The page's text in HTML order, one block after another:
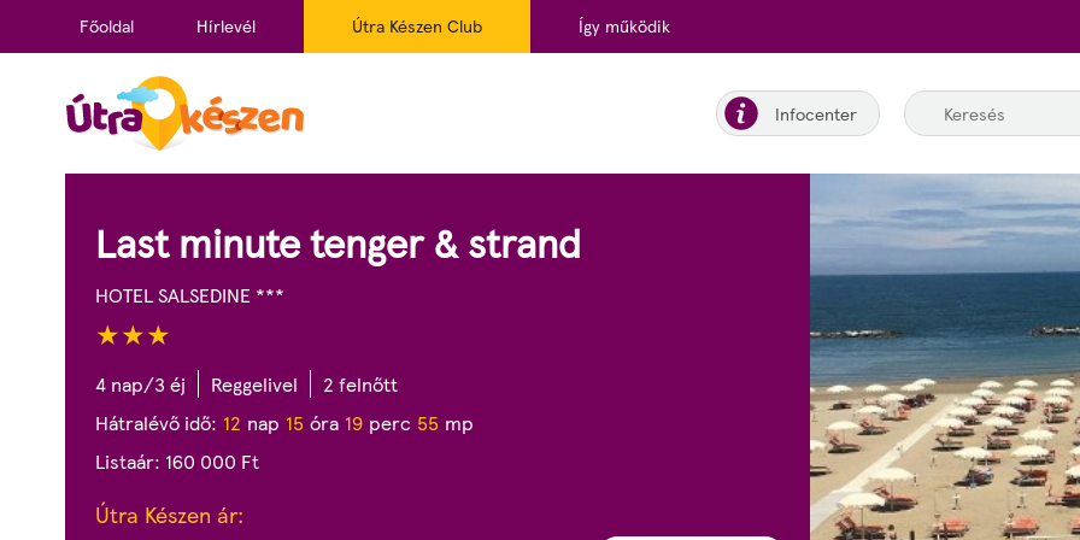
Főoldal Hírlevél Útra Készen Club Így működik
Infocenter
Last minute tenger & strand
HOTEL SALSEDINE ***
4 nap/3 éj Reggelivel
2 felnőtt
Hátralévő idő: 12 nap 15 óra 19 perc 53 mp
Listaár: 160 000 Ft
Útra Készen ár: